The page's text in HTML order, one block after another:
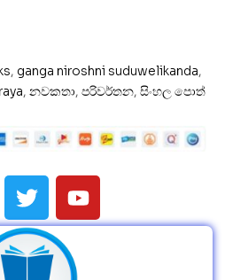
, ganga niroshni suduwelikanda,
, නවකතා, පරිවර්තන, සිංහල පොත්